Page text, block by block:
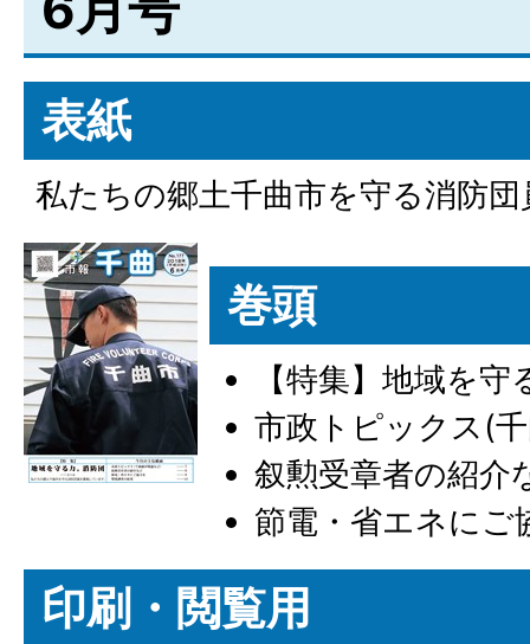
表紙
私たちの郷土千曲市を守る消防
巻頭
【特集】地域を
市政トピックス(
叙勲受章者の紹介
節電・省エネにご
印刷・閲覧用